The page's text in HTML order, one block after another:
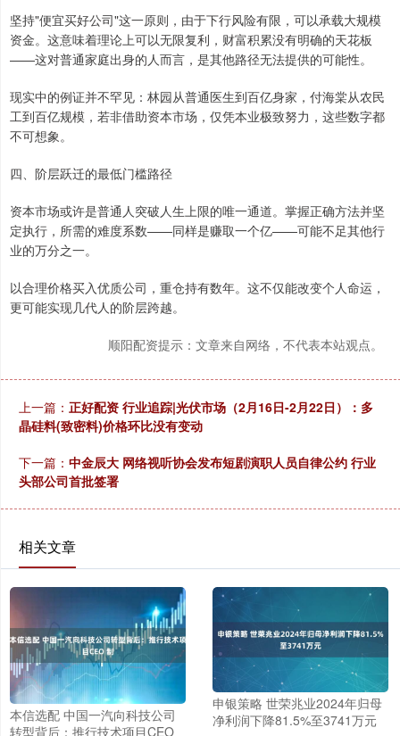
坚持"便宜买好公司"这一原则，由于下行风险有限，可以承载大规模
资金。这意味着理论上可以无限复利，财富积累没有明确的天花板
——这对普通家庭出身的人而言，是其他路径无法提供的可能性。
现实中的例证并不罕见：林园从普通医生到百亿身家，付海棠从农民
工到百亿规模，若非借助资本市场，仅凭本业极致努力，这些数字都
不可想象。
四、阶层跃迁的最低门槛路径
资本市场或许是普通人突破人生上限的唯一通道。掌握正确方法并坚
定执行，所需的难度系数——同样是赚取一个亿——可能不足其他行
业的万分之一。
以合理价格买入优质公司，重仓持有数年。这不仅能改变个人命运，
更可能实现几代人的阶层跨越。
顺阳配资提示：文章来自网络，不代表本站观点。
上一篇： 正好配资 行业追踪|光伏市场（2月16日-2月22日）：多
晶硅料(致密料)价格环比没有变动
下一篇： 中金辰大 网络视听协会发布短剧演职人员自律公约 行业
头部公司首批签署
相关文章
本信选配 中国一汽向科技公司
转型背后：推行技术项目CEO
申银策略 世荣兆业2024年归母
净利润下降81.5%至3741万元